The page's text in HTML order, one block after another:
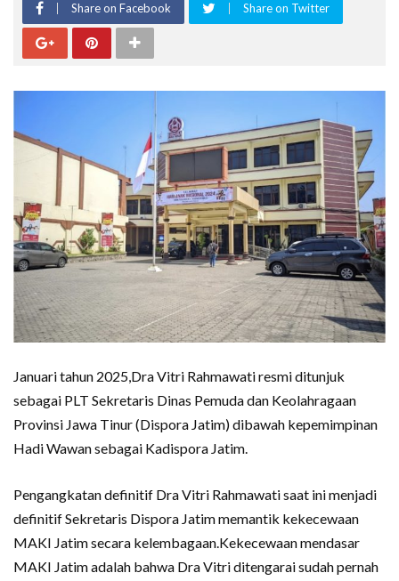
Share on Facebook Share on Twitter
Januari tahun 2025,Dra Vitri Rahmawati resmi ditunjuk
sebagai PLT Sekretaris Dinas Pemuda dan Keolahragaan
Provinsi Jawa Tinur (Dispora Jatim) dibawah kepemimpinan
Hadi Wawan sebagai Kadispora Jatim.
Pengangkatan definitif Dra Vitri Rahmawati saat ini menjadi
definitif Sekretaris Dispora Jatim memantik kekecewaan
MAKI Jatim secara kelembagaan.Kekecewaan mendasar
MAKI Jatim adalah bahwa Dra Vitri ditengarai sudah pernah